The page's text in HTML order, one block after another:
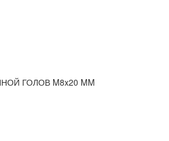
ГОЛОВ M8x20 MM